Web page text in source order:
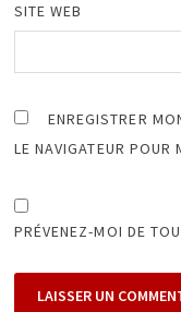
SITE WEB
ENREGISTRER
LE NAVIGATEUR POUR
PRÉVENEZ-MOI DE